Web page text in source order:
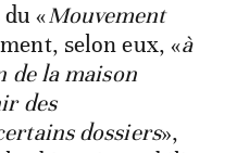
«Mouvement
selon eux, «à
de la maison
des
dossiers»,